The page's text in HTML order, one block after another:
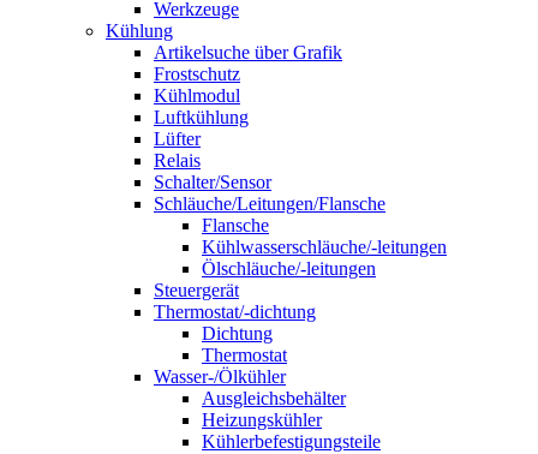
Werkzeuge
Kühlung
Artikelsuche über Grafik
Frostschutz
Kühlmodul
Luftkühlung
Lüfter
Relais
Schalter/Sensor
Schläuche/Leitungen/Flansche
Flansche
Kühlwasserschläuche/-leitungen
Ölschläuche/-leitungen
Steuergerät
Thermostat/-dichtung
Dichtung
Thermostat
Wasser-/Ölkühler
Ausgleichsbehälter
Heizungskühler
Kühlerbefestigungsteile